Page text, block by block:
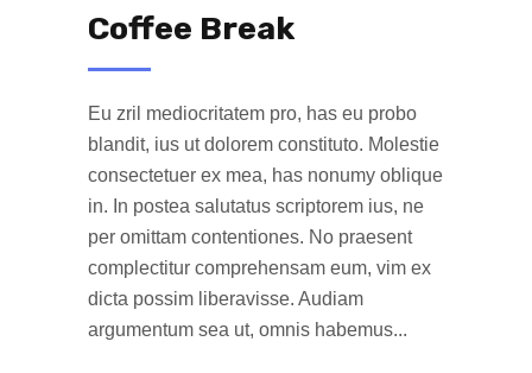
Coffee Break
Eu zril mediocritatem pro, has eu probo
blandit, ius ut dolorem constituto. Molestie
consectetuer ex mea, has nonumy oblique
in. In postea salutatus scriptorem ius, ne
per omittam contentiones. No praesent
complectitur comprehensam eum, vim ex
dicta possim liberavisse. Audiam
argumentum sea ut, omnis habemus...